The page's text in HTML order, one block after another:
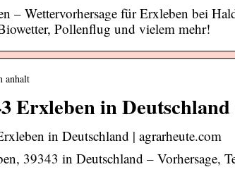
– Wettervorhersage für Erxleben bei
Pollenflug und vielem mehr!
anhalt
Erxleben in
in Deutschland | agrarheute.com
39343 in Deutschland – Vorhersage,